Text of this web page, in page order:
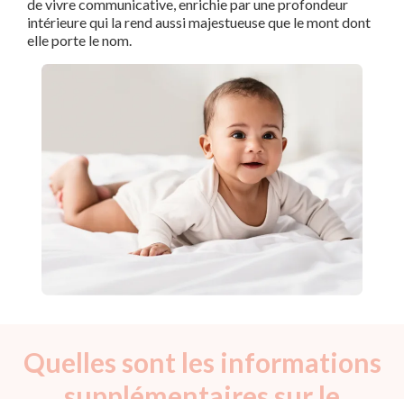
de vivre communicative, enrichie par une profondeur
intérieure qui la rend aussi majestueuse que le mont dont
elle porte le nom.
Quelles sont les informations